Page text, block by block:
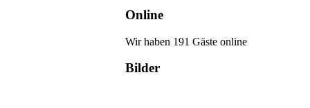
Online
Wir haben 191 Gäste online
Bilder